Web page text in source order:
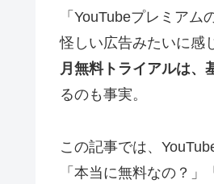
「YouTubeプレミア
怪しい広告みたいに感
月無料トライアルは、
るのも事実。
この記事では、
「本当に無料なの？